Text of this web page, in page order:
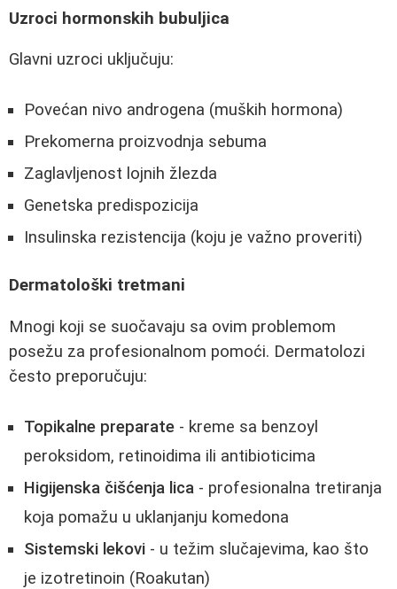
Uzroci hormonskih bubuljica
Glavni uzroci uključuju:
Povećan nivo androgena (muških hormona)
Prekomerna proizvodnja sebuma
Zaglavljenost lojnih žlezda
Genetska predispozicija
Insulinska rezistencija (koju je važno proveriti)
Dermatološki tretmani
Mnogi koji se suočavaju sa ovim problemom
posežu za profesionalnom pomoći. Dermatolozi
često preporučuju:
Topikalne preparate - kreme sa benzoyl
peroksidom, retinoidima ili antibioticima
Higijenska čišćenja lica - profesionalna tretiranja
koja pomažu u uklanjanju komedona
Sistemski lekovi - u težim slučajevima, kao što
je izotretinoin (Roakutan)